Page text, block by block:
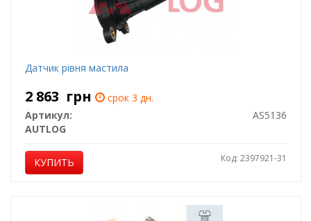
Датчик рівня мастила
2 863 грн
срок 3 дн.
Артикул:
AS5136
AUTLOG
КУПИТЬ Код: 2397921-31